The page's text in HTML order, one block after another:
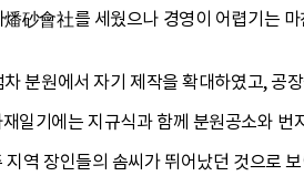
砂會社를 세웠으나 경영이 어렵기는
분원에서 자기 제작을 확대하였고,
일기에는 지규식과 함께 분원공소와
역 장인들의 솜씨가 뛰어났던 것으로